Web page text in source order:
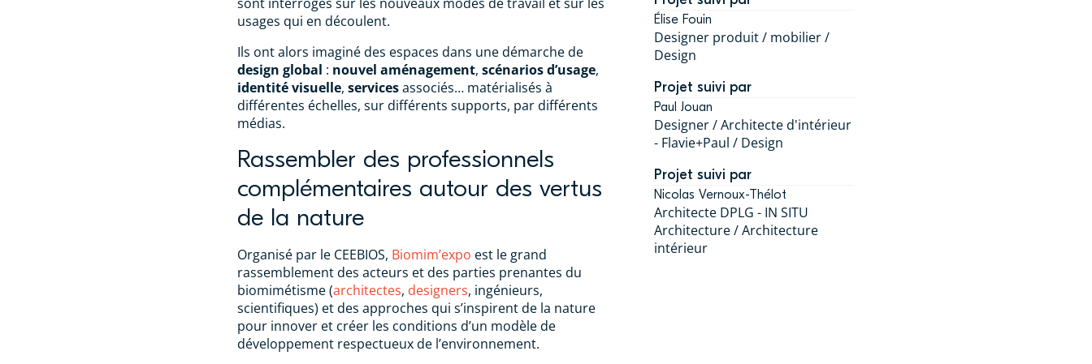
usages qui en découlent.
Ils ont alors imaginé des espaces dans une démarche de
design global : nouvel aménagement, scénarios d’usage,
identité visuelle, servicesassociés… matérialisés à
différentes échelles, sur différents supports, par différents
médias.
Rassembler des professionnels
complémentaires autour des vertus
de la nature
Organisé par le CEEBIOS, Biomim’expo est le grand
rassemblement des acteurs et des parties prenantes du
biomimétisme (architectes, designers, ingénieurs,
scientifiques) et des approches qui s’inspirent de la nature
pour innover et créer les conditions d’un modèle de
développement respectueux de l’environnement.
Élise Fouin
Designer produit / mobilier /
Design
Projet suivi par
Paul Jouan
Designer / Architecte d'intérieur
- Flavie+Paul / Design
Projet suivi par
Nicolas Vernoux-Thélot
Architecte DPLG - IN SITU
Architecture / Architecture
intérieur